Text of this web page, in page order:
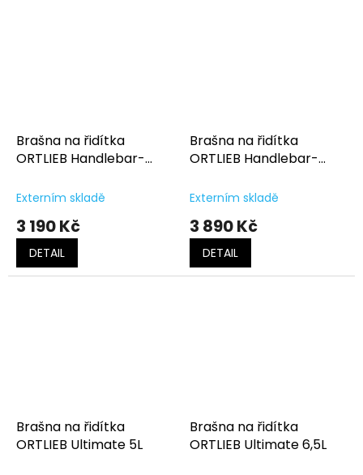
Brašna na řidítka
ORTLIEB Handlebar-
Externím skladě
3 190 Kč
DETAIL
Brašna na řidítka
ORTLIEB Handlebar-
Externím skladě
3 890 Kč
DETAIL
Brašna na řidítka
ORTLIEB Ultimate 5L
Brašna na řidítka
ORTLIEB Ultimate 6,5L